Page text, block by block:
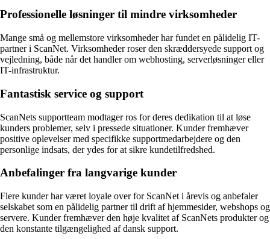
Professionelle løsninger til mindre virksomheder
Mange små og mellemstore virksomheder har fundet en pålidelig IT-
partner i ScanNet. Virksomheder roser den skræddersyede support og
vejledning, både når det handler om webhosting, serverløsninger eller
IT-infrastruktur.
Fantastisk service og support
ScanNets supportteam modtager ros for deres dedikation til at løse
kunders problemer, selv i pressede situationer. Kunder fremhæver
positive oplevelser med specifikke supportmedarbejdere og den
personlige indsats, der ydes for at sikre kundetilfredshed.
Anbefalinger fra langvarige kunder
Flere kunder har været loyale over for ScanNet i årevis og anbefaler
selskabet som en pålidelig partner til drift af hjemmesider, webshops og
servere. Kunder fremhæver den høje kvalitet af ScanNets produkter og
den konstante tilgængelighed af dansk support.